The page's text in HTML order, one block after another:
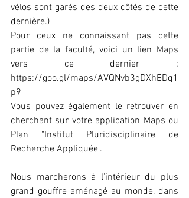
vélos sont garés des deux côtés de cette
dernière.)
Pour ceux ne connaissant pas cette
partie de la faculté, voici un lien Maps
vers ce dernier :
https://goo.gl/maps/AVQNvb3gDXhEDq1
p9
Vous pouvez également le retrouver en
cherchant sur votre application Maps ou
Plan "Institut Pluridisciplinaire de
Recherche Appliquée".
Nous marcherons à l'intérieur du plus
grand gouffre aménagé au monde, dans